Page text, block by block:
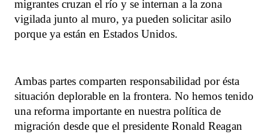
migrantes cruzan el río y se internan a la zona
vigilada junto al muro, ya pueden solicitar asilo
porque ya están en Estados Unidos.
Ambas partes comparten responsabilidad por ésta
situación deplorable en la frontera. No hemos tenido
una reforma importante en nuestra política de
migración desde que el presidente Ronald Reagan